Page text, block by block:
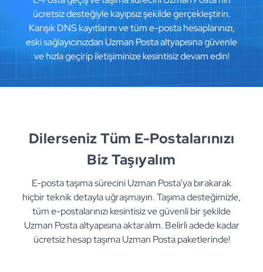
ücretsiz desteğiyle kayıpsız şekilde gerçekleştirin.
Karışık DNS kayıtlarını ve tüm e-posta hesaplarınızı,
eski sağlayıcınızdan Uzman Posta altyapısına güvenle
ve hızla geçirip iletişiminize kesintisiz devam edin!
Dilerseniz Tüm E-Postalarınızı
Biz Taşıyalım
E-posta taşıma sürecini Uzman Posta’ya bırakarak
hiçbir teknik detayla uğraşmayın. Taşıma desteğimizle,
tüm e-postalarınızı kesintisiz ve güvenli bir şekilde
Uzman Posta altyapısına aktaralım. Belirli adede kadar
ücretsiz hesap taşıma Uzman Posta paketlerinde!